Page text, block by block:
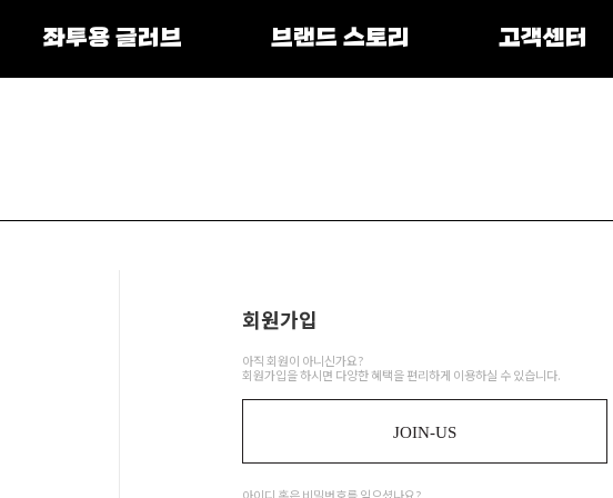
좌투용 글러브 브랜드 스토리 고객센터
회원가입
아직 회원이 아니신가요?
회원가입을 하시면 다양한 혜택을 편리하게 이용하실 수 있습니다.
JOIN-US